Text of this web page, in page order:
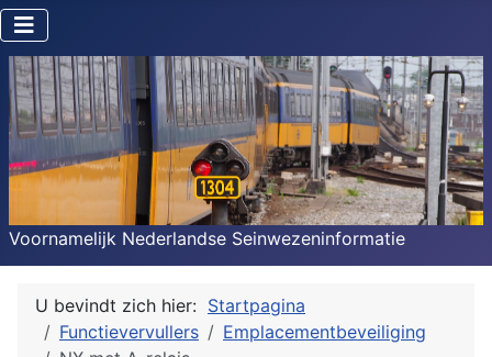
Voornamelijk Nederlandse Seinwezeninformatie
U bevindt zich hier: Startpagina
Functievervullers
Emplacementbeveiliging